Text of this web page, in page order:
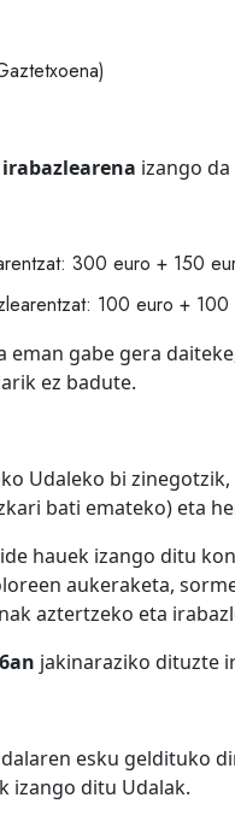
izango
300 euro + 150
100 euro + 100
eman gabe gera
ez badute.
Udaleko bi
bati emateko) eta
hauek izango ditu
aukeraketa,
aztertzeko eta
jakinaraziko dituzte
esku geldituko
izango ditu Udalak.